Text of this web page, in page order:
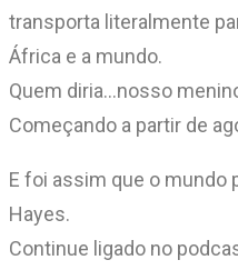
transporta literalmente
África e a mundo.
Quem diria…nosso
Começando a partir de
E foi assim que o mundo
Hayes.
Continue ligado no